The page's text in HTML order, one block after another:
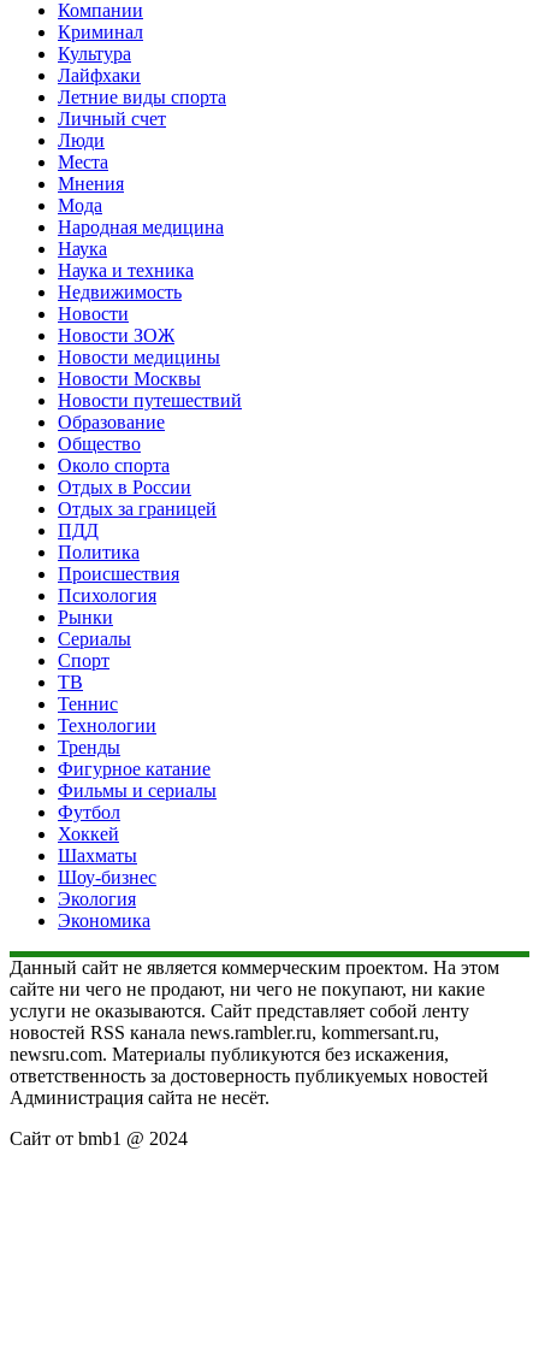
Компании
Криминал
Культура
Лайфхаки
Летние виды спорта
Личный счет
Люди
Места
Мнения
Мода
Народная медицина
Наука
Наука и техника
Недвижимость
Новости
Новости ЗОЖ
Новости медицины
Новости Москвы
Новости путешествий
Образование
Общество
Около спорта
Отдых в России
Отдых за границей
ПДД
Политика
Происшествия
Психология
Рынки
Сериалы
Спорт
ТВ
Теннис
Технологии
Тренды
Фигурное катание
Фильмы и сериалы
Футбол
Хоккей
Шахматы
Шоу-бизнес
Экология
Экономика
Данный сайт не является коммерческим проектом. На этом
сайте ни чего не продают, ни чего не покупают, ни какие
услуги не оказываются. Сайт представляет собой ленту
новостей RSS канала news.rambler.ru, kommersant.ru,
newsru.com. Материалы публикуются без искажения,
ответственность за достоверность публикуемых новостей
Администрация сайта не несёт.
Сайт от bmb1 @ 2024